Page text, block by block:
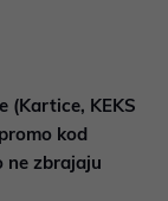
(Kartice, KEKS
kod
ne zbrajaju